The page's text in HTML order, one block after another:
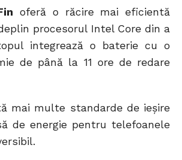
oferă o răcire mai eficientă
procesorul Intel Core din a
integrează o baterie cu o
de până la 11 ore de redare
mai multe standarde de ieșire
de energie pentru telefoanele